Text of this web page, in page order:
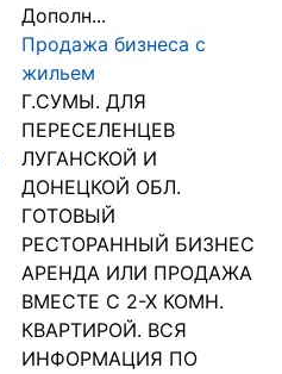
Дополн...
Продажа бизнеса с
жильем
Г.СУМЫ. ДЛЯ
ПЕРЕСЕЛЕНЦЕВ
ЛУГАНСКОЙ И
ДОНЕЦКОЙ ОБЛ.
ГОТОВЫЙ
РЕСТОРАННЫЙ БИЗНЕС
АРЕНДА ИЛИ ПРОДАЖА
ВМЕСТЕ С 2-Х КОМН.
КВАРТИРОЙ. ВСЯ
ИНФОРМАЦИЯ ПО